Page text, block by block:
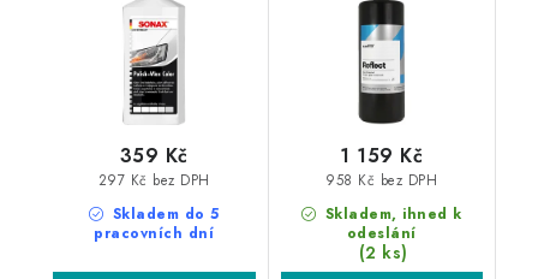
Skladem do 5
pracovních dní
297 Kč bez DPH
359 Kč
Skladem, ihned k
odeslání
(2 ks)
958 Kč bez DPH
1 159 Kč